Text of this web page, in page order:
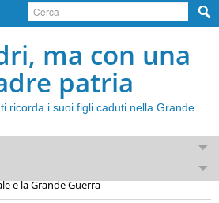
ma con una
patria
ricorda i suoi figli caduti nella Grande
GUERRA
e la Grande Guerra